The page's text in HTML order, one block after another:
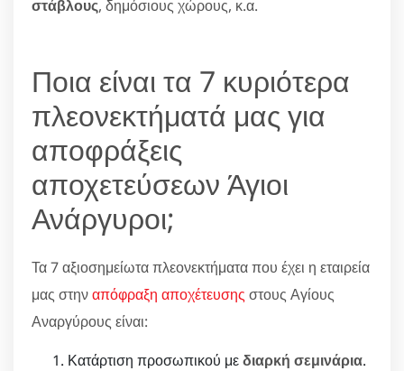
στάβλους, δημόσιους χώρους, κ.α.
Ποια είναι τα 7 κυριότερα
πλεονεκτήματά μας για
αποφράξεις
αποχετεύσεων Άγιοι
Ανάργυροι;
Τα 7 αξιοσημείωτα πλεονεκτήματα που έχει η εταιρεία
μας στηναπόφραξη αποχέτευσης στους Αγίους
Αναργύρους είναι:
Κατάρτιση προσωπικού μεδιαρκή σεμινάρια.